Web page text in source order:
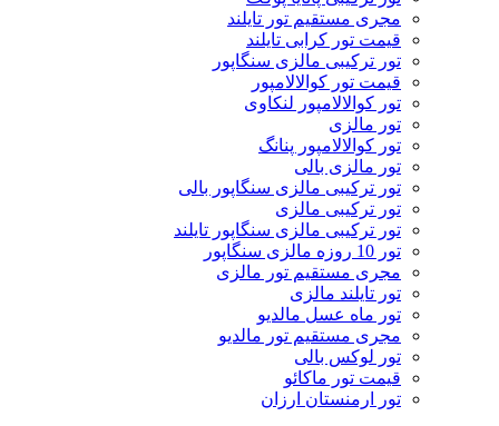
مجری مستقیم تور تایلند
قیمت تور کرابی تایلند
تور ترکیبی مالزی سنگاپور
قیمت تور کوالالامپور
تور کوالالامپور لنکاوی
تور مالزی
تور کوالالامپور پنانگ
تور مالزی بالی
تور ترکیبی مالزی سنگاپور بالی
تور ترکیبی مالزی
تور ترکیبی مالزی سنگاپور تایلند
تور 10 روزه مالزی سنگاپور
مجری مستقیم تور مالزی
تور تایلند مالزی
تور ماه عسل مالدیو
مجری مستقیم تور مالدیو
تور لوکس بالی
قیمت تور ماکائو
تور ارمنستان ارزان